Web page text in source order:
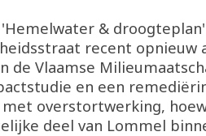
&
recent opnieuw
de Vlaamse
en een
overstortwerking,
deel van Lommel